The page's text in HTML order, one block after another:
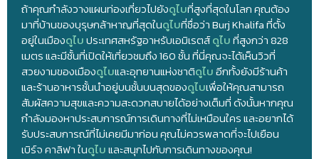
ถ้าคุณกำลังวางแผนท่องเที่ยวไปยังดูไบที่สูงที่สุดในโลก คุณต้อง
มาที่บ้านของบุรุษกล้าหาญที่สุดในดูไบที่ชื่อว่า Burj Khalifa ที่ตั้ง
อยู่ในเมืองดูไบประเทศสหรัฐอาหรับเอมิเรตส์ดูไบที่สูงกว่า 828
เมตร และมีชั้นที่เปิดให้เที่ยวชมถึง 160 ชั้น ที่นี่คุณจะได้เห็นวิวที่
สวยงามของเมืองดูไบและอุทยานแห่งชาติดูไบอีกทั้งยังมีร้านค้า
และร้านอาหารชั้นนำอยู่บนชั้นบนสุดของดูไบเพื่อให้คุณสามารถ
สัมผัสความสุขและความสะดวกสบายได้อย่างเต็มที่ ดังนั้นหากคุณ
กำลังมองหาประสบการณ์การเดินทางที่ไม่เหมือนใคร และอยากได้
รับประสบการณ์ที่ไม่เคยมีมาก่อน คุณไม่ควรพลาดที่จะไปเยือน
เบิร์จ คาลิฟา ในดูไบและสนุกไปกับการเดินทางของคุณ!